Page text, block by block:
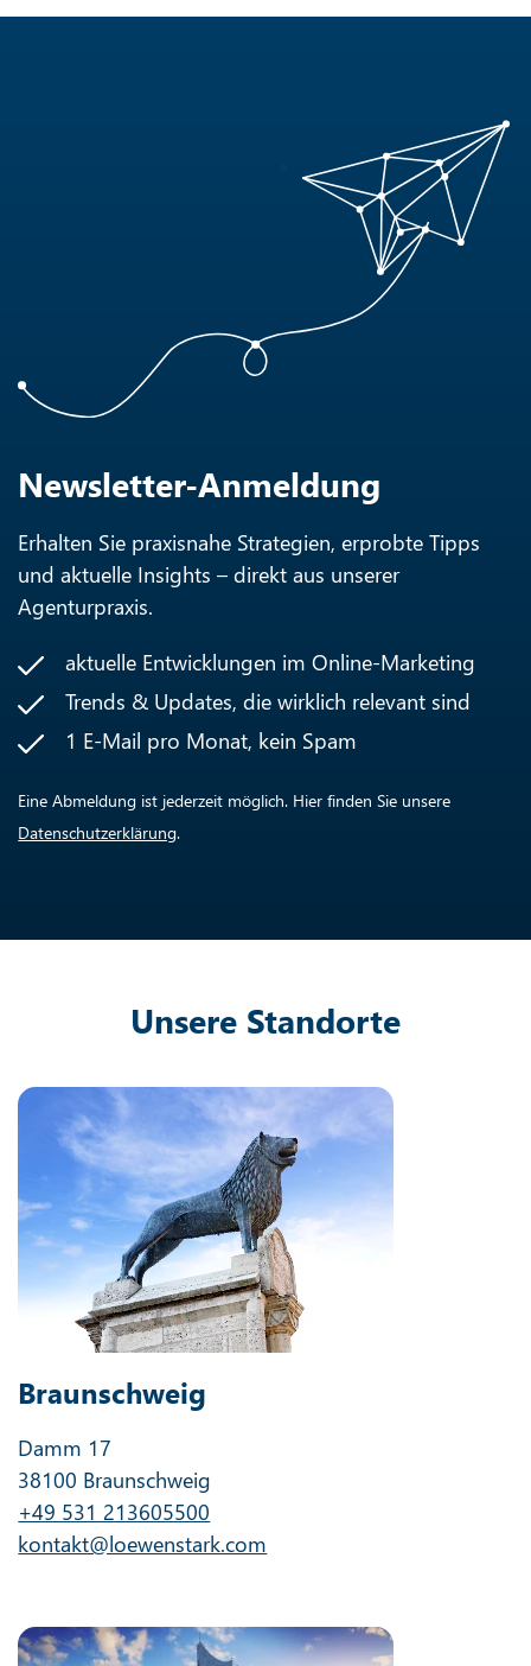
Newsletter-Anmeldung
Erhalten Sie praxisnahe Strategien, erprobte Tipps
und aktuelle Insights – direkt aus unserer
Agenturpraxis.
aktuelle Entwicklungen im Online-Marketing
Trends & Updates, die wirklich relevant sind
1 E-Mail pro Monat, kein Spam
Eine Abmeldung ist jederzeit möglich. Hier finden Sie unsere
Datenschutzerklärung.
Unsere Standorte
Braunschweig
Damm 17
38100 Braunschweig
+49 531 213605500
kontakt@loewenstark.com